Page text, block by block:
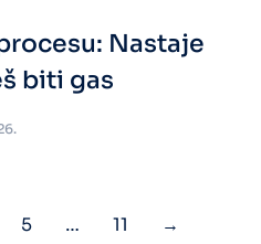
Nastaje
biti gas
5 … 11 →